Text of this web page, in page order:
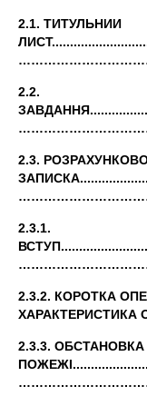
2.1. ТИТУЛЬНИИ
2.2.
2.3.
2.3.1.
2.3.2. КОРОТКА
ХАРАКТЕРИСТИКА
2.3.3.